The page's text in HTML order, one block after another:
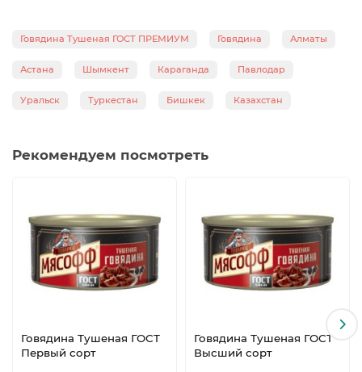
Говядина Тушеная ГОСТ ПРЕМИУМ Говядина Алматы
Астана Шымкент Караганда Павлодар
Уральск Туркестан Бишкек Казахстан
Рекомендуем посмотреть
Говядина Тушеная ГОСТ
Первый сорт
Говядина Тушеная ГОСТ
Высший сорт